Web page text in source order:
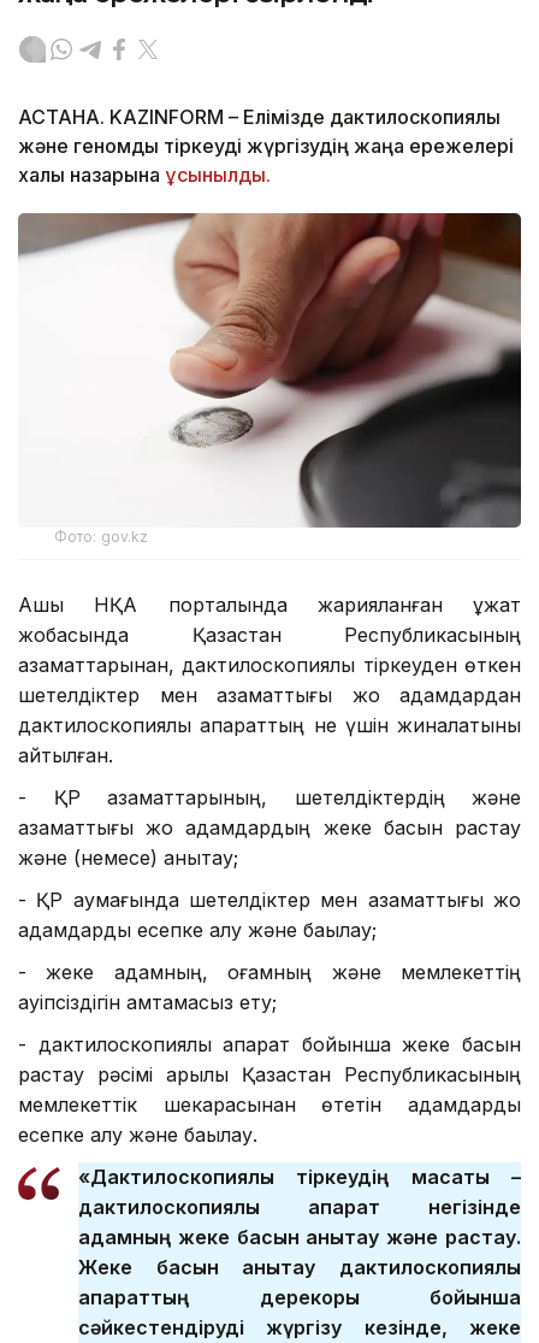
АСТАНА. KAZINFORM – Елімізде дактилоскопиялық
және геномдық тіркеуді жүргізудің жаңа ережелері
халық назарына ұсынылды.
Фото: gov.kz
Ашық НҚА порталында жарияланған құжат
жобасында Қазақстан Республикасының
азаматтарынан, дактилоскопиялық тіркеуден өткен
шетелдіктер мен азаматтығы жоқ адамдардан
дактилоскопиялық ақпараттың не үшін жиналатыны
айтылған.
- ҚР азаматтарының, шетелдіктердің және
азаматтығы жоқ адамдардың жеке басын растау
және (немесе) анықтау;
- ҚР аумағында шетелдіктер мен азаматтығы жоқ
адамдарды есепке алу және бақылау;
- жеке адамның, қоғамның және мемлекеттің
қауіпсіздігін қамтамасыз ету;
- дактилоскопиялық ақпарат бойынша жеке басын
растау рәсімі арқылы Қазақстан Республикасының
мемлекеттік шекарасынан өтетін адамдарды
есепке алу және бақылау.
«Дактилоскопиялық тіркеудің мақсаты –
дактилоскопиялық ақпарат негізінде
адамның жеке басын анықтау және растау.
Жеке басын анықтау дактилоскопиялық
ақпараттың дерекқоры бойынша
сәйкестендіруді жүргізу кезінде, жеке